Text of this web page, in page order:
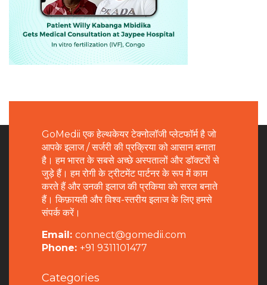
GoMedii एक हेल्थकेयर टेक्नोलॉजी प्लेटफॉर्म है जो
आपके इलाज / सर्जरी की प्रक्रिया को आसान बनाता
है। हम भारत के सबसे अच्छे अस्पतालों और डॉक्टरों से
जुड़े हैं। हम रोगी के ट्रीटमेंट पार्टनर के रूप में काम
करते हैं और उनकी इलाज की प्रकिया को सरल बनाते
हैं। किफ़ायती और विश्व-स्तरीय इलाज के लिए हमसे
संपर्क करें।
Email: connect@gomedii.com
Phone: +91 9311101477
Categories